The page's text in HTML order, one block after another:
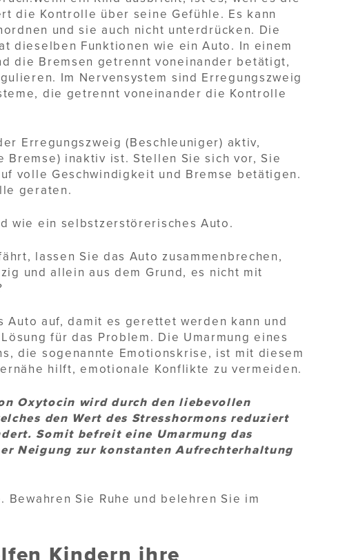
die Kontrolle über seine Gefühle. Es kann
und sie auch nicht unterdrücken. Die
dieselben Funktionen wie ein Auto. In einem
die Bremsen getrennt voneinander betätigt,
Im Nervensystem sind Erregungszweig
die getrennt voneinander die Kontrolle
Erregungszweig (Beschleuniger) aktiv,
Bremse) inaktiv ist. Stellen Sie sich vor, Sie
volle Geschwindigkeit und Bremse betätigen.
geraten.
wie ein selbstzerstörerisches Auto.
lassen Sie das Auto zusammenbrechen,
und allein aus dem Grund, es nicht mit
Auto auf, damit es gerettet werden kann und
für das Problem. Die Umarmung eines
die sogenannte Emotionskrise, ist mit diesem
hilft, emotionale Konflikte zu vermeiden.
Oxytocin wird durch den liebevollen
den Wert des Stresshormons reduziert
Somit befreit eine Umarmung das
Neigung zur konstanten Aufrechterhaltung
Bewahren Sie Ruhe und belehren Sie im
Kindern ihre